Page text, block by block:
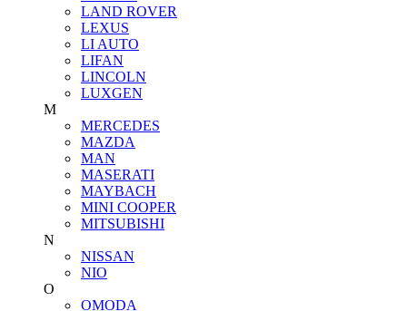
LAND ROVER
LEXUS
LI AUTO
LIFAN
LINCOLN
LUXGEN
M
MERCEDES
MAZDA
MAN
MASERATI
MAYBACH
MINI COOPER
MITSUBISHI
N
NISSAN
NIO
O
OMODA